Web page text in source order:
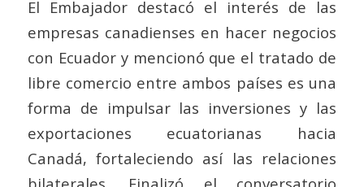
El Embajador destacó el interés de las
empresas canadienses en hacer negocios
con Ecuador y mencionó que el tratado de
libre comercio entre ambos países es una
forma de impulsar las inversiones y las
exportaciones ecuatorianas hacia
Canadá, fortaleciendo así las relaciones